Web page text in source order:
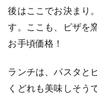
後はここでお決まり
す。ここも、ピザを
お手頃価格！
ランチは、パスタと
くどれも美味しそう